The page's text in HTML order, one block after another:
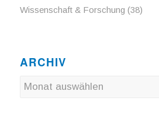
Wissenschaft & Forschung (38)
ARCHIV